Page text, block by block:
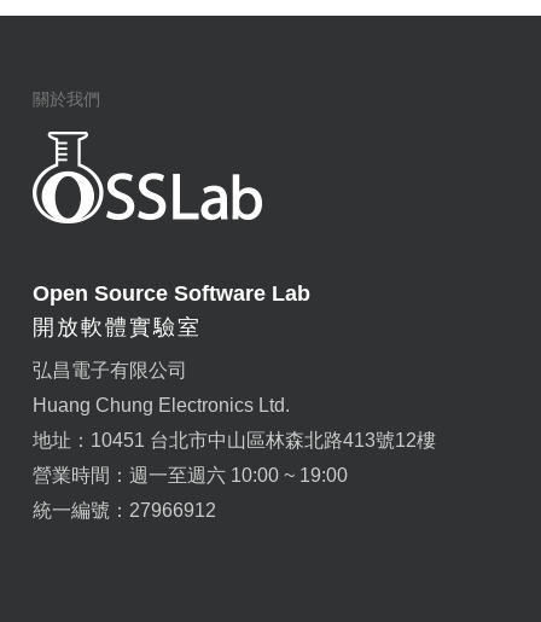
關於我們
Open Source Software Lab
開放軟體實驗室
弘昌電子有限公司
Huang Chung Electronics Ltd.
地址：10451 台北市中山區林森北路413號12樓
營業時間：週一至週六 10:00 ~ 19:00
統一編號：27966912